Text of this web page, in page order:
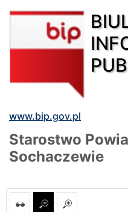
www.bip.gov.pl
Starostwo
Sochaczewie